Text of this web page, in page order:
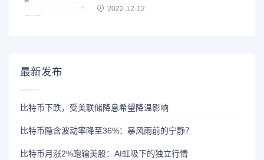
2022-12-12
最新发布
比特币下跌，受美联储降息希望降温影响
比特币隐含波动率降至36%：暴风雨前的宁静？
比特币月涨2%跑输美股：AI虹吸下的独立行情